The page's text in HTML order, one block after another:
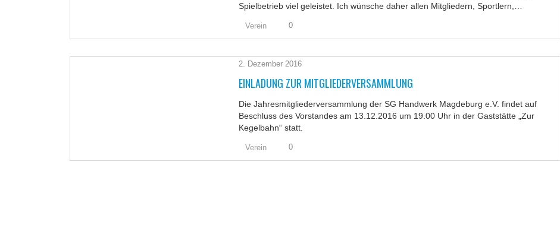
Spielbetrieb viel geleistet. Ich wünsche daher allen Mitgliedern, Sportlern,…
Verein 0
2. Dezember 2016
EINLADUNG ZUR MITGLIEDERVERSAMMLUNG
Die Jahresmitgliederversammlung der SG Handwerk Magdeburg e.V. findet auf
Beschluss des Vorstandes am 13.12.2016 um 19.00 Uhr in der Gaststätte „Zur
Kegelbahn“ statt.
Verein 0